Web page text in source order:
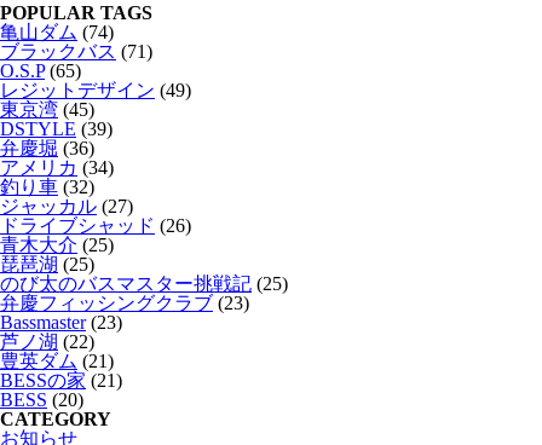
POPULAR TAGS
亀山ダム (74)
ブラックバス (71)
O.S.P(65)
レジットデザイン (49)
東京湾 (45)
DSTYLE (39)
弁慶堀 (36)
アメリカ (34)
釣り車 (32)
ジャッカル (27)
ドライブシャッド (26)
青木大介 (25)
琵琶湖 (25)
のび太のバスマスター挑戦記 (25)
弁慶フィッシングクラブ (23)
Bassmaster(23)
芦ノ湖 (22)
豊英ダム (21)
BESSの家 (21)
BESS (20)
CATEGORY
お知らせ